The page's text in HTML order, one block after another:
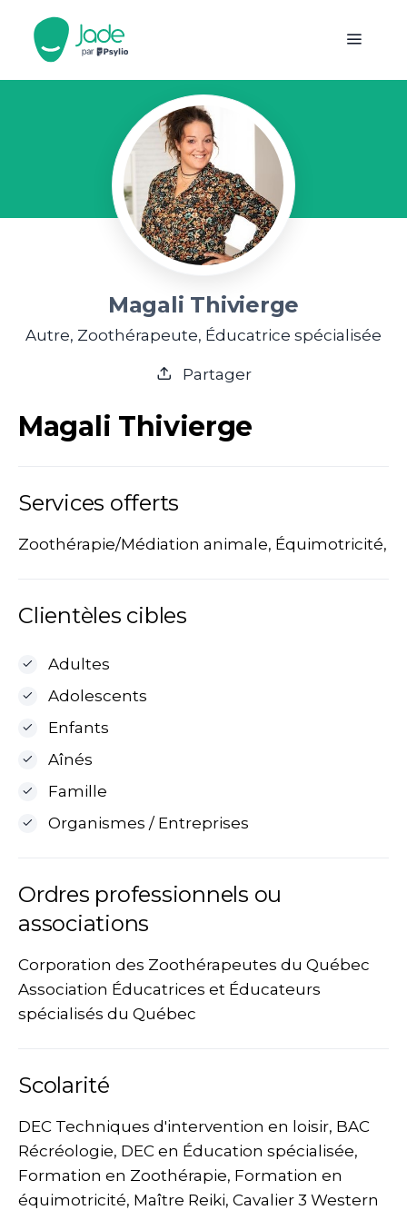
Magali Thivierge
Autre, Zoothérapeute, Éducatrice spécialisée
Partager
Magali Thivierge
Services offerts
Zoothérapie/Médiation animale, Équimotricité,
Clientèles cibles
Adultes
Adolescents
Enfants
Aînés
Famille
Organismes / Entreprises
Ordres professionnels ou
associations
Corporation des Zoothérapeutes du Québec
Association Éducatrices et Éducateurs
spécialisés du Québec
Scolarité
DEC Techniques d'intervention en loisir, BAC
Récréologie, DEC en Éducation spécialisée,
Formation en Zoothérapie, Formation en
équimotricité, Maître Reiki, Cavalier 3 Western